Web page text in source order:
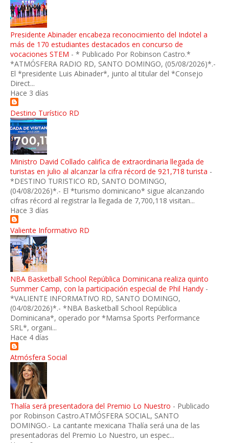
Presidente Abinader encabeza reconocimiento del Indotel a
más de 170 estudiantes destacados en concurso de
vocaciones STEM - * Publicado Por Robinson Castro.*
*ATMÓSFERA RADIO RD, SANTO DOMINGO, (05/08/2026)*.-
El *presidente Luis Abinader*, junto al titular del *Consejo
Direct...
Hace 3 días
Destino Turístico RD
Ministro David Collado califica de extraordinaria llegada de
turistas en julio al alcanzar la cifra récord de 921,718 turista -
*DESTINO TURISTICO RD, SANTO DOMINGO,
(04/08/2026)*.- El *turismo dominicano* sigue alcanzando
cifras récord al registrar la llegada de 7,700,118 visitan...
Hace 3 días
Valiente Informativo RD
NBA Basketball School República Dominicana realiza quinto
Summer Camp, con la participación especial de Phil Handy -
*VALIENTE INFORMATIVO RD, SANTO DOMINGO,
(04/08/2026)*.- *NBA Basketball School República
Dominicana*, operado por *Mamsa Sports Performance
SRL*, organi...
Hace 4 días
Atmósfera Social
Thalía será presentadora del Premio Lo Nuestro - Publicado
por Robinson Castro.ATMÓSFERA SOCIAL, SANTO
DOMINGO.- La cantante mexicana Thalía será una de las
presentadoras del Premio Lo Nuestro, un espec...